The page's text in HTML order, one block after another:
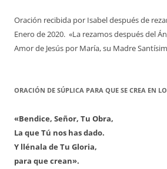
Oración recibida por Isabel después de
Enero de 2020. «La rezamos después del
Amor de Jesús por María, su Madre
ORACIÓN DE SÚPLICA PARA QUE SE CREA EN
«Bendice, Señor, Tu Obra,
La que Tú nos has dado.
Y llénala de Tu Gloria,
para que crean».